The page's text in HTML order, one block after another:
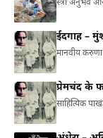
स्त्री अनुभव
ईदगाह –
मानवीय
प्रेमचंद के
साहित्यिक